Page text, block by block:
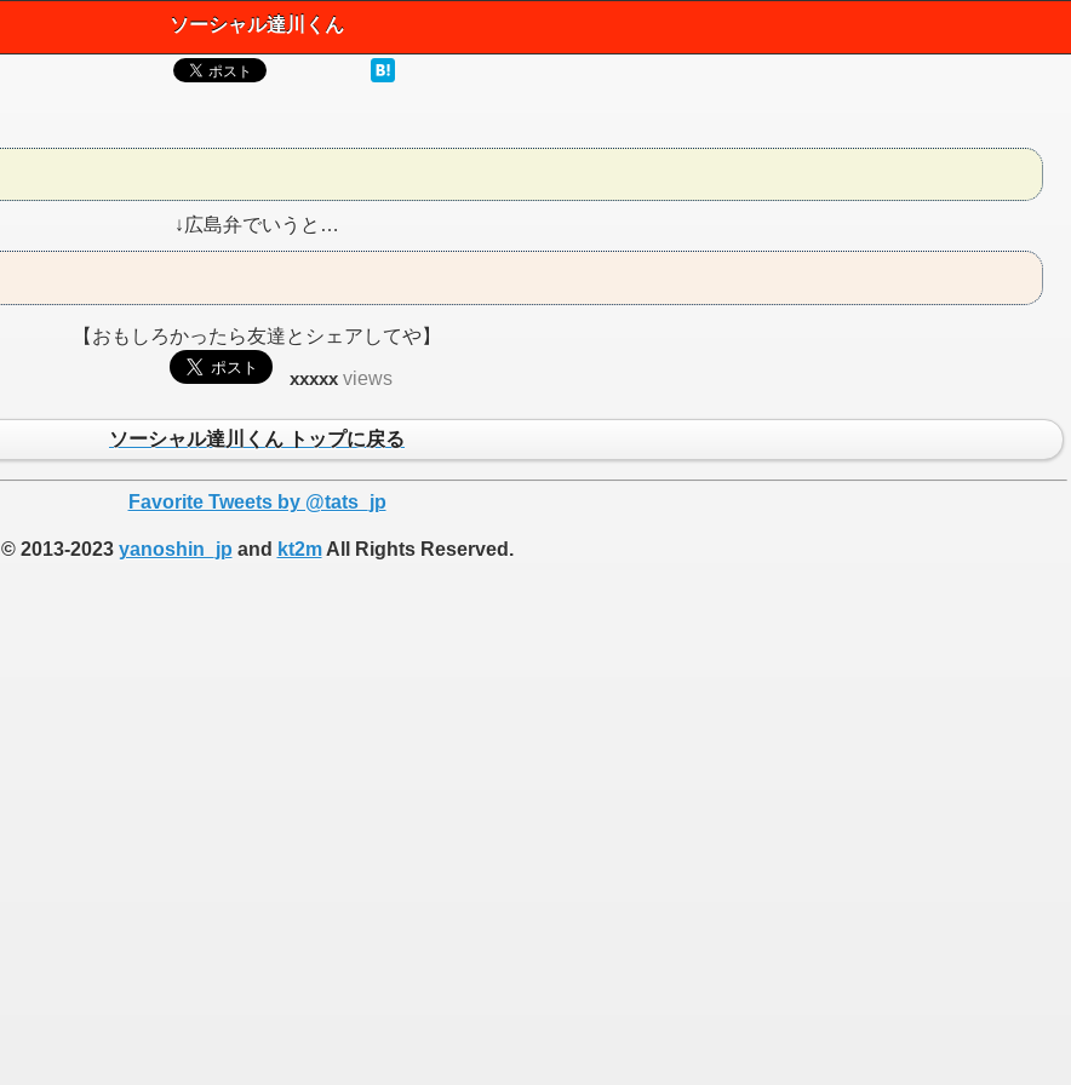
ソーシャル達川くん
↓広島弁でいうと…
【おもしろかったら友達とシェアしてや】
xxxxx views
ソーシャル達川くん トップに戻る
Favorite Tweets by @tats_jp
© 2013-2023 yanoshin_jp and kt2mAll Rights Reserved.